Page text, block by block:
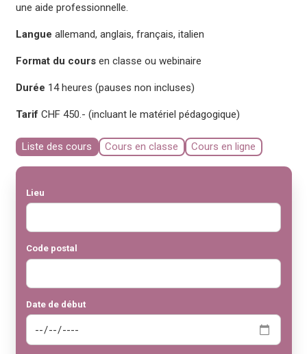
une aide professionnelle.
Langue allemand, anglais, français, italien
Format du coursen classe ou webinaire
Durée 14 heures (pauses non incluses)
Tarif CHF 450.- (incluant le matériel pédagogique)
Liste des cours Cours en classe Cours en ligne
Lieu
Code postal
Date de début